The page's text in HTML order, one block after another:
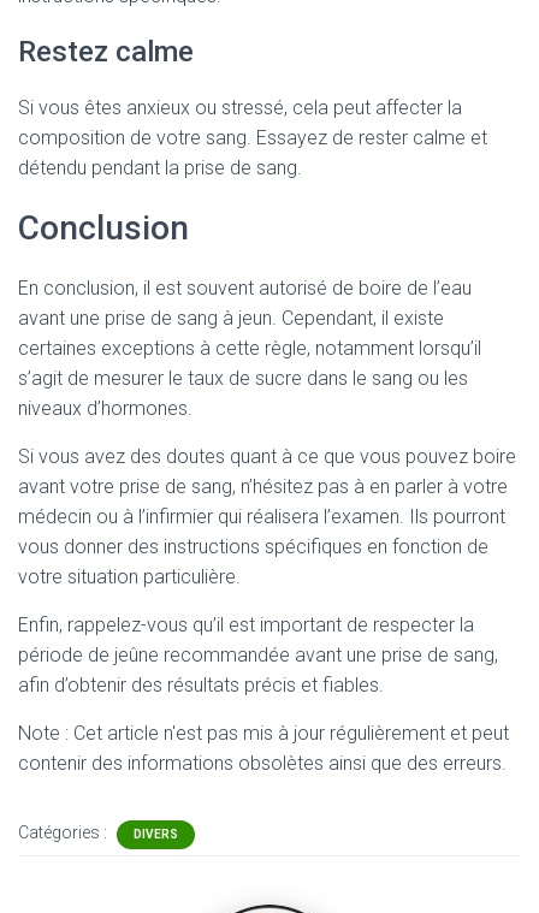
Restez calme
Si vous êtes anxieux ou stressé, cela peut affecter la
composition de votre sang. Essayez de rester calme et
détendu pendant la prise de sang.
Conclusion
En conclusion, il est souvent autorisé de boire de l’eau
avant une prise de sang à jeun. Cependant, il existe
certaines exceptions à cette règle, notamment lorsqu’il
s’agit de mesurer le taux de sucre dans le sang ou les
niveaux d’hormones.
Si vous avez des doutes quant à ce que vous pouvez boire
avant votre prise de sang, n’hésitez pas à en parler à votre
médecin ou à l’infirmier qui réalisera l’examen. Ils pourront
vous donner des instructions spécifiques en fonction de
votre situation particulière.
Enfin, rappelez-vous qu’il est important de respecter la
période de jeûne recommandée avant une prise de sang,
afin d’obtenir des résultats précis et fiables.
Note : Cet article n'est pas mis à jour régulièrement et peut
contenir des informations obsolètes ainsi que des erreurs.
Catégories : DIVERS